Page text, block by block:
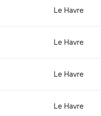
Le Havre
Le Havre
Le Havre
Le Havre